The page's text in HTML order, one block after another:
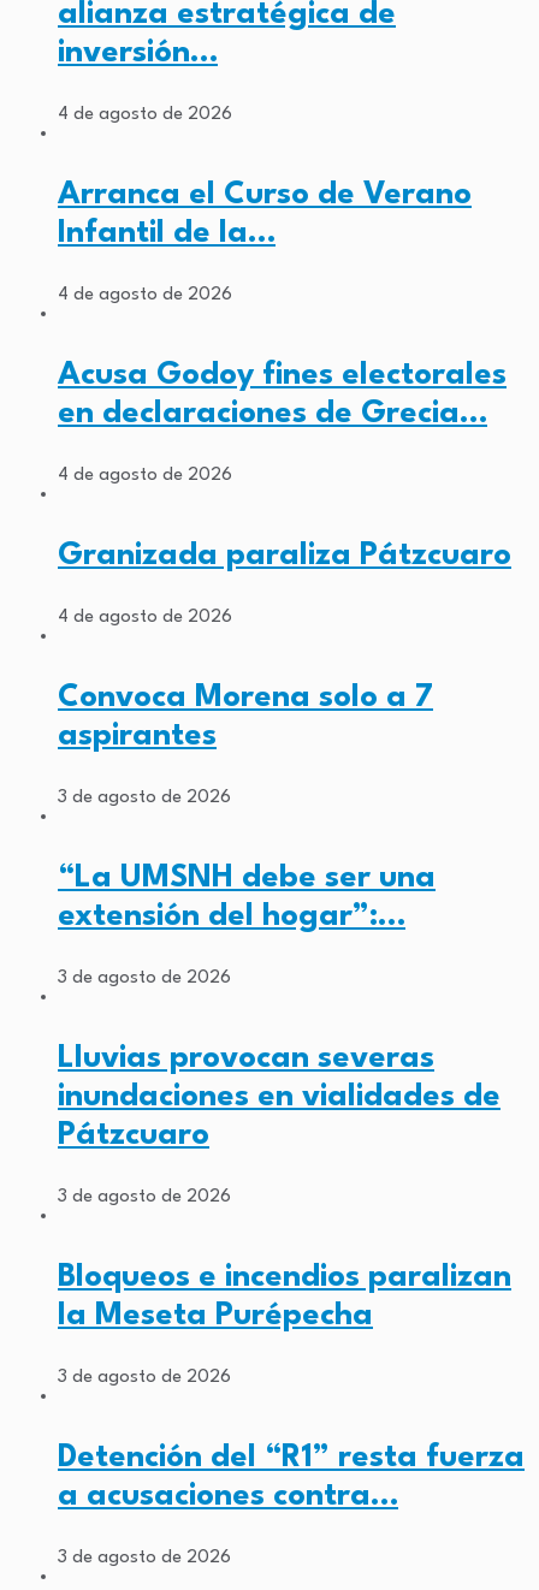
alianza estratégica de
inversión…
4 de agosto de 2026
Arranca el Curso de Verano
Infantil de la…
4 de agosto de 2026
Acusa Godoy fines electorales
en declaraciones de Grecia…
4 de agosto de 2026
Granizada paraliza Pátzcuaro
4 de agosto de 2026
Convoca Morena solo a 7
aspirantes
3 de agosto de 2026
“La UMSNH debe ser una
extensión del hogar”:…
3 de agosto de 2026
Lluvias provocan severas
inundaciones en vialidades de
Pátzcuaro
3 de agosto de 2026
Bloqueos e incendios paralizan
la Meseta Purépecha
3 de agosto de 2026
Detención del “R1” resta fuerza
a acusaciones contra…
3 de agosto de 2026